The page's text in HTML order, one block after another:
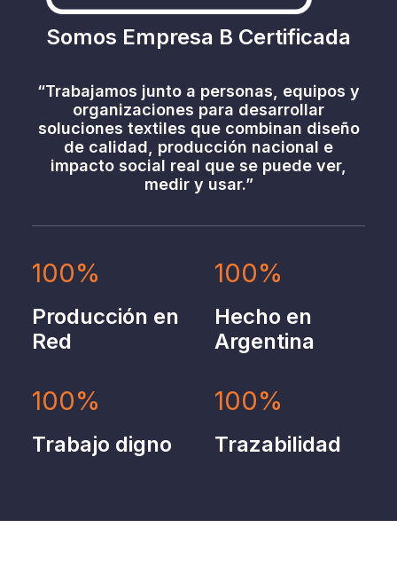
Somos Empresa B Certificada
“Trabajamos junto a personas, equipos y
organizaciones para desarrollar
soluciones textiles que combinan diseño
de calidad, producción nacional e
impacto social real que se puede ver,
medir y usar.”
100%
Producción en
Red
100%
Hecho en
Argentina
100%
Trabajo digno
100%
Trazabilidad